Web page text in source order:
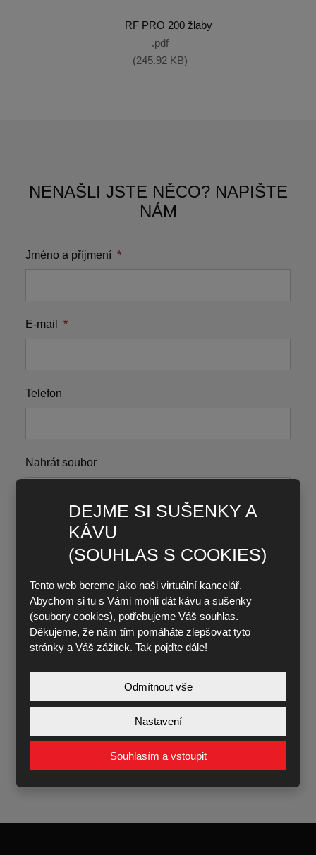
RF PRO 200 žlaby
pdf
245.92 KB
NENAŠLI JSTE NĚCO? NAPIŠTE
NÁM
Jméno a příjmení *
E-mail *
Telefon
Nahrát soubor
*
Souhlasím
osobních
Souhlasím se zpracovánímosobních údajů.
ODESLAT
Formulář
se
nepodařilo
DEJME SI SUŠENKY A
KÁVU
(SOUHLAS S COOKIES)
Tento web bereme jako naši virtuální kancelář.
Abychom si tu s Vámi mohli dát kávu a sušenky
(soubory cookies), potřebujeme Váš souhlas.
Děkujeme, že nám tím pomáháte zlepšovat tyto
stránky a Váš zážitek. Tak pojďte dále!
Odmítnout vše
Nastavení
Souhlasím a vstoupit